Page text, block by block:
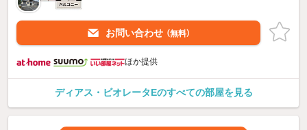
お問い合わせ （無料）
ほか提供
ディアス・ビオレータEのすべての部屋を見る